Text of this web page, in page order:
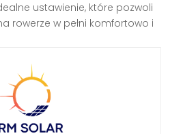
ustawienie, które pozwoli
rowerze w pełni komfortowo i